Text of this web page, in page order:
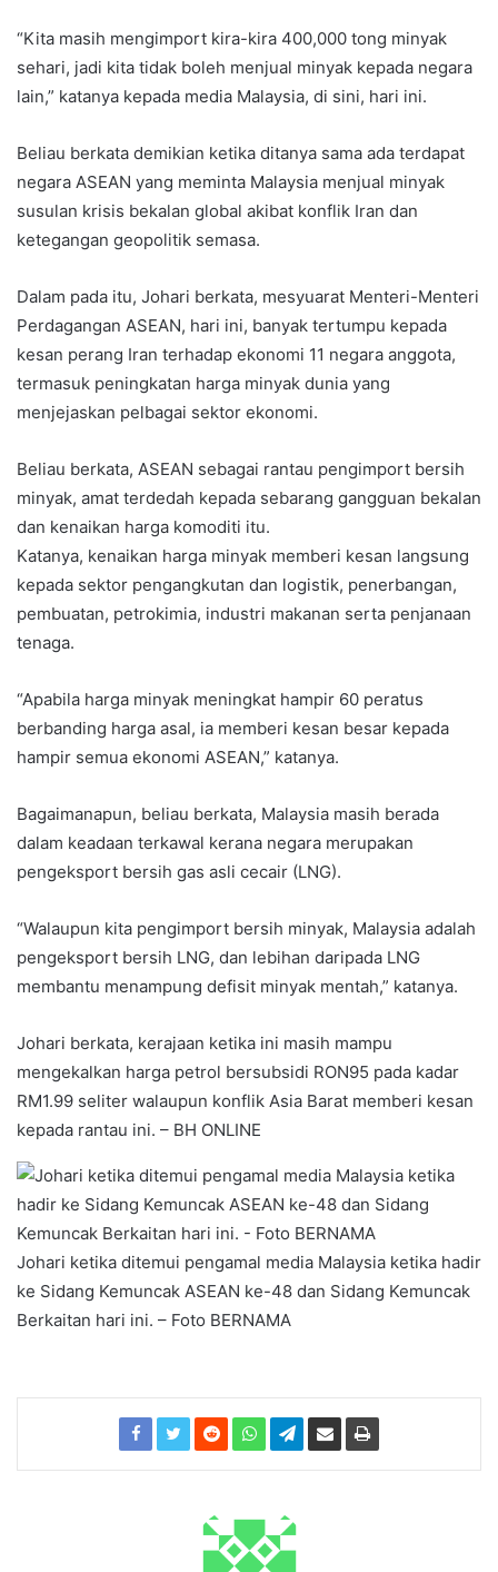
“Kita masih mengimport kira-kira 400,000 tong minyak
sehari, jadi kita tidak boleh menjual minyak kepada negara
lain,” katanya kepada media Malaysia, di sini, hari ini.
Beliau berkata demikian ketika ditanya sama ada terdapat
negara ASEAN yang meminta Malaysia menjual minyak
susulan krisis bekalan global akibat konflik Iran dan
ketegangan geopolitik semasa.
Dalam pada itu, Johari berkata, mesyuarat Menteri-Menteri
Perdagangan ASEAN, hari ini, banyak tertumpu kepada
kesan perang Iran terhadap ekonomi 11 negara anggota,
termasuk peningkatan harga minyak dunia yang
menjejaskan pelbagai sektor ekonomi.
Beliau berkata, ASEAN sebagai rantau pengimport bersih
minyak, amat terdedah kepada sebarang gangguan bekalan
dan kenaikan harga komoditi itu.
Katanya, kenaikan harga minyak memberi kesan langsung
kepada sektor pengangkutan dan logistik, penerbangan,
pembuatan, petrokimia, industri makanan serta penjanaan
tenaga.
“Apabila harga minyak meningkat hampir 60 peratus
berbanding harga asal, ia memberi kesan besar kepada
hampir semua ekonomi ASEAN,” katanya.
Bagaimanapun, beliau berkata, Malaysia masih berada
dalam keadaan terkawal kerana negara merupakan
pengeksport bersih gas asli cecair (LNG).
“Walaupun kita pengimport bersih minyak, Malaysia adalah
pengeksport bersih LNG, dan lebihan daripada LNG
membantu menampung defisit minyak mentah,” katanya.
Johari berkata, kerajaan ketika ini masih mampu
mengekalkan harga petrol bersubsidi RON95 pada kadar
RM1.99 seliter walaupun konflik Asia Barat memberi kesan
kepada rantau ini. – BH ONLINE
Johari ketika ditemui pengamal media Malaysia ketika hadir
ke Sidang Kemuncak ASEAN ke-48 dan Sidang Kemuncak
Berkaitan hari ini. – Foto BERNAMA